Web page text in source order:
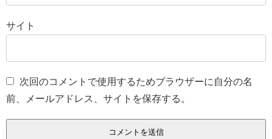
サイト
次回のコメントで使用するためブラウザーに自分の名
前、メールアドレス、サイトを保存する。